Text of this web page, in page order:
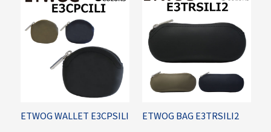
ETWOG WALLET E3CPSILI ETWOG BAG E3TRSILI2